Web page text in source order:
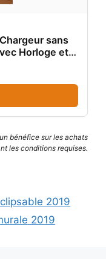
sans
Horloge et
Dimmable
Lecture
bénéfice sur les achats
les conditions requises.
2019
2019